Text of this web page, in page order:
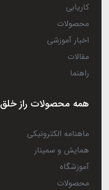
کاریابی
محصولات
اخبار آموزشی
مقالات
راهنما
همه محصولات راز خلق
ماهنامه الکترونیکی
همایش و سمینار
آموزشگاه
محصولات